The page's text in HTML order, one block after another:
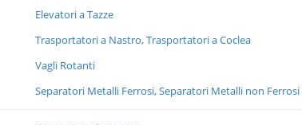
Elevatori a Tazze
Trasportatori a Nastro, Trasportatori a Coclea
Vagli Rotanti
Separatori Metalli Ferrosi, Separatori Metalli non Ferrosi